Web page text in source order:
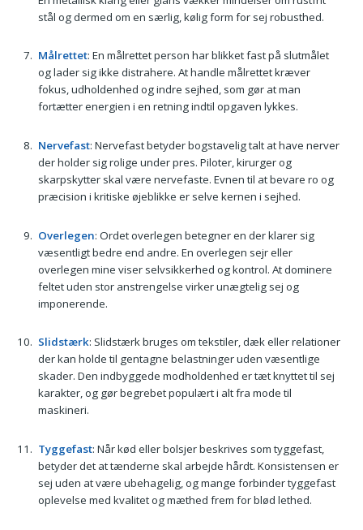
stål og dermed om en særlig, kølig form for sej robusthed.
Målrettet: En målrettet person har blikket fast på slutmålet
og lader sig ikke distrahere. At handle målrettet kræver
fokus, udholdenhed og indre sejhed, som gør at man
fortætter energien i en retning indtil opgaven lykkes.
Nervefast: Nervefast betyder bogstavelig talt at have nerver
der holder sig rolige under pres. Piloter, kirurger og
skarpskytter skal være nervefaste. Evnen til at bevare ro og
præcision i kritiske øjeblikke er selve kernen i sejhed.
Overlegen: Ordet overlegen betegner en der klarer sig
væsentligt bedre end andre. En overlegen sejr eller
overlegen mine viser selvsikkerhed og kontrol. At dominere
feltet uden stor anstrengelse virker unægtelig sej og
imponerende.
Slidstærk: Slidstærk bruges om tekstiler, dæk eller relationer
der kan holde til gentagne belastninger uden væsentlige
skader. Den indbyggede modholdenhed er tæt knyttet til sej
karakter, og gør begrebet populært i alt fra mode til
maskineri.
Tyggefast: Når kød eller bolsjer beskrives som tyggefast,
betyder det at tænderne skal arbejde hårdt. Konsistensen er
sej uden at være ubehagelig, og mange forbinder tyggefast
oplevelse med kvalitet og mæthed frem for blød lethed.